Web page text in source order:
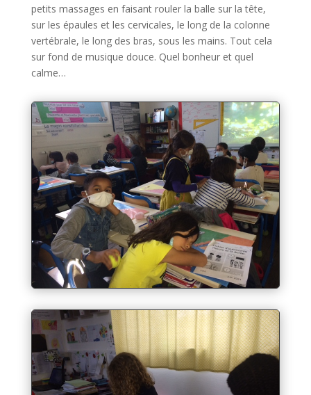
petits massages en faisant rouler la balle sur la tête,
sur les épaules et les cervicales, le long de la colonne
vertébrale, le long des bras, sous les mains. Tout cela
sur fond de musique douce. Quel bonheur et quel
calme…